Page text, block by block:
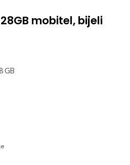
mobitel, bijeli
GB